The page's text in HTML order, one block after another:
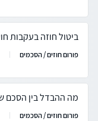
ביטול חוזה בעקבות
פורום חוזים / הסכמים
מה ההבדל בין הסכם
פורום חוזים / הסכמים